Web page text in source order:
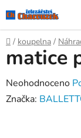
na
obsah
Domů
/ koupelna /
matice
Průměrné
hodnocení
Neohodnoceno
Značka: